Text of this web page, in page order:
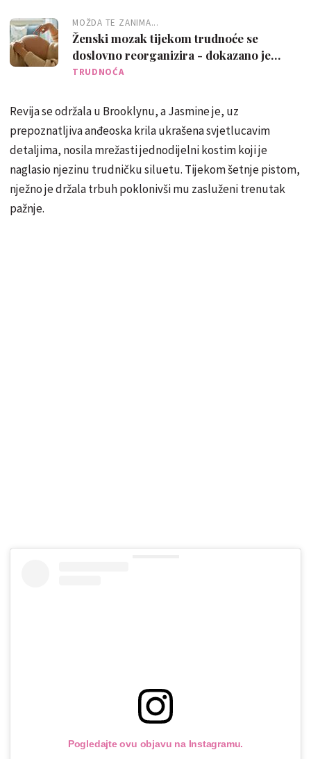
MOŽDA TE ZANIMA...
Ženski mozak tijekom trudnoće se
doslovno reorganizira - dokazano je
snimkama
TRUDNOĆA
Revija se održala u Brooklynu, a Jasmine je, uz
prepoznatljiva anđeoska krila ukrašena svjetlucavim
detaljima, nosila mrežasti jednodijelni kostim koji je
naglasio njezinu trudničku siluetu. Tijekom šetnje pistom,
nježno je držala trbuh poklonivši mu zasluženi trenutak
pažnje.
Pogledajte ovu objavu na Instagramu.